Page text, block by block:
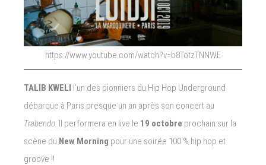
https://www.youtube.com/watch?v=b8TotzTNNWE
TALIB KWELI l’un des pionniers du Hip Hop Underground
débarque à Paris presque un an après son concert au
Trabendo. Il performera en live le 19 octobre prochain sur la
scène du New Morning pour une soirée 100 % hip hop et
groove !!